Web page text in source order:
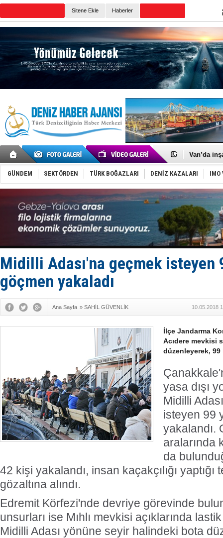
Sitene Ekle Haberler
Van’da
ASEAN ilk
TAYK -
İstanbul
Tersane
İngiliz
FESCO,
DESE,
35 milyon
Yüzyıl
GÜNDEM SEKTÖRDEN TÜRK BOĞAZLARI DENİZ KAZALARI IMO
Midilli Adası'na geçmek isteyen
göçmen yakaladı
Ana Sayfa » SAHİL GÜVENLİK 10.05.2018
İlçe Jandarma
Acıdere mevkisi
düzenleyerek, 99
yasa dışı
Midilli
isteyen 99
yakalandı.
aralarında
da
42 kişi yakalandı, insan kaçakçılığı
gözaltına alındı.
Edremit Körfezi'nde devriye görevinde
unsurları ise Mıhlı mevkisi açıklarında
Midilli Adası yönüne seyir halindeki bota